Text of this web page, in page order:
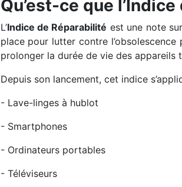
Qu’est-ce que
L’Indice de Réparabilité est une note
place pour lutter contre
prolonger la durée de vie des appareils
Depuis son lancement, cet indice
- Lave-linges à hublot
- Smartphones
- Ordinateurs portables
- Téléviseurs